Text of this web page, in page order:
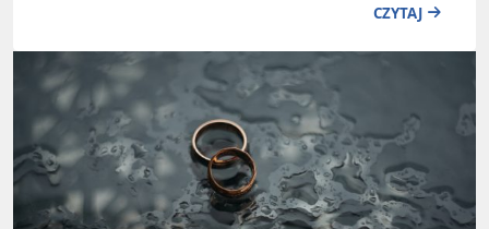
CZYTAJ